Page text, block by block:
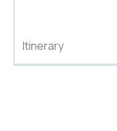
Itinerary